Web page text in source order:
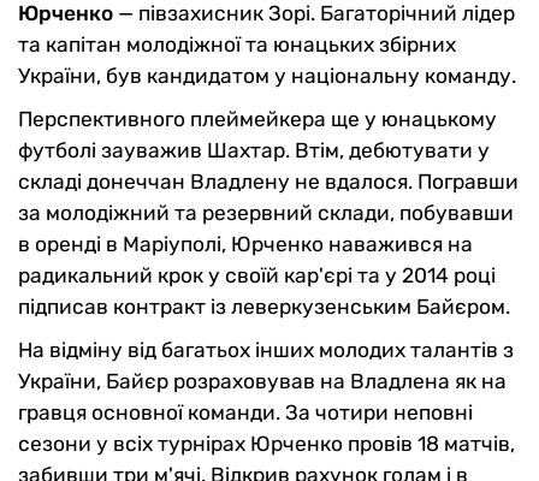
Юрченко — півзахисник Зорі. Багаторічний лідер
та капітан молодіжної та юнацьких збірних
України, був кандидатом у національну команду.
Перспективного плеймейкера ще у юнацькому
футболі зауважив Шахтар. Втім, дебютувати у
складі донеччан Владлену не вдалося. Погравши
за молодіжний та резервний склади, побувавши
в оренді в Маріуполі, Юрченко наважився на
радикальний крок у своїй кар'єрі та у 2014 році
підписав контракт із леверкузенським Байєром.
На відміну від багатьох інших молодих талантів з
України, Байєр розраховував на Владлена як на
гравця основної команди. За чотири неповні
сезони у всіх турнірах Юрченко провів 18 матчів,
забивши три м'ячі. Відкрив рахунок голам і в